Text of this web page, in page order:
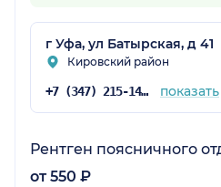
г Уфа, ул Батырская, д 41
Кировский район
+7 (347) 215-14-14 показать
Рентген поясничного
от 550 ₽